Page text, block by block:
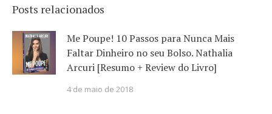
Posts relacionados
Me Poupe! 10 Passos para Nunca Mais
Faltar Dinheiro no seu Bolso. Nathalia
Arcuri [Resumo + Review do Livro]
4 de maio de 2018